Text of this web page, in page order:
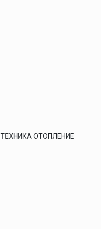
ОТОПЛЕНИЕ